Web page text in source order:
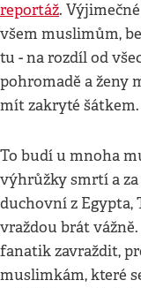
reportáž.
všem muslimům,
tu - na rozdíl od
pohromadě a ženy
mít zakryté šátkem.
To budí u mnoha
výhrůžky smrtí a
duchovní z Egypta,
vraždou brát
fanatik zavraždit,
muslimkám, které